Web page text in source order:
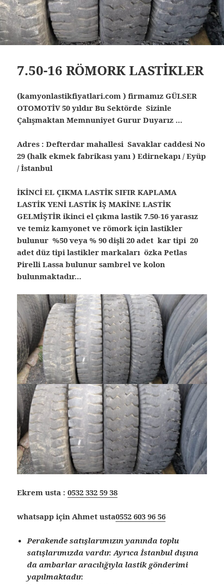
7.50-16 RÖMORK LASTİKLER
(kamyonlastikfiyatlari.com ) firmamız GÜLSER
OTOMOTİV 50 yıldır Bu Sektörde Sizinle
Çalışmaktan Memnuniyet Gurur Duyarız …
Adres : Defterdar mahallesi Savaklar caddesi No
29 (halk ekmek fabrikası yanı ) Edirnekapı / Eyüp
/ İstanbul
İKİNCİ EL ÇIKMA LASTİK SIFIR KAPLAMA
LASTİK YENİ LASTİK İŞ MAKİNE LASTİK
GELMİŞTİR ikinci el çıkma lastik 7.50-16 yarasız
ve temiz kamyonet ve römork için lastikler
bulunur %50 veya % 90 dişli 20 adet kar tipi 20
adet düz tipi lastikler markaları özka Petlas
Pirelli Lassa bulunur sambrel ve kolon
bulunmaktadır…
Ekrem usta :0532 332 59 38
whatsapp için Ahmet usta0552 603 96 56
Perakende satışlarımızın yanında toplu
satışlarımızda vardır. Ayrıca İstanbul dışına
da ambarlar aracılığıyla lastik gönderimi
yapılmaktadır.